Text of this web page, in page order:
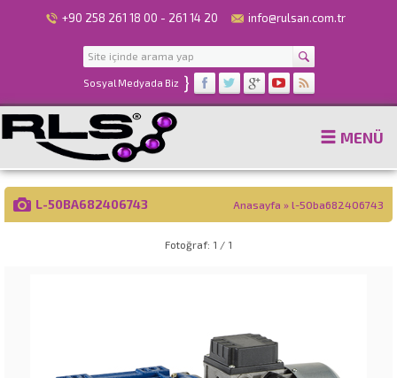
+90 258 261 18 00 - 261 14 20 info@rulsan.com.tr
Sosyal Medyada Biz }
MENÜ
L-50BA682406743 Anasayfa » l-50ba682406743
Fotoğraf: 1 / 1